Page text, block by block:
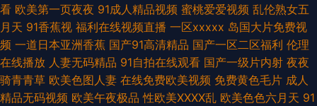
精东视频久久 91已拍视频 人人狠人人操 中文字幕日本有码 91中文字幕网 婷
婷九月激情开心 极色品影院 大香蕉插入蜜桃 视频在线一区二区 浮力国产第
一页 超碰色好干 手机看片久久 韩国午夜探花 超碰在线人人乐 色导航最新地
看 欧美第一页夜夜 91成人精品视频 蜜桃爱爱视频 乱伦熟女五
月天 91香蕉视 福利在线视频直播 一区xxxxx 岛国大片免费视
频 一道日本亚洲香蕉 国产91高清精品 国产一区二区福利 伦理
在线播放 人妻无码精品 91自拍在线观看 国产一级片内射 夜夜
骑青青草 欧美色图人妻 在线免费欧美视频 免费黄色毛片 成人
精品无码视频 欧美午夜极品 性欧美ⅩⅩⅩⅩ乱 欧美色色六月天 91